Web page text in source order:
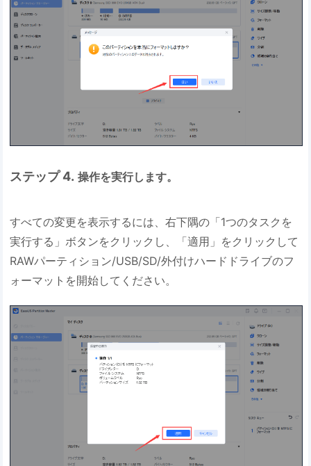
ステップ 4. 操作を実行します。
すべての変更を表示するには、右下隅の「1つのタスクを
実行する」ボタンをクリックし、「適用」をクリックして
RAWパーティション/USB/SD/外付けハードドライブのフ
ォーマットを開始してください。